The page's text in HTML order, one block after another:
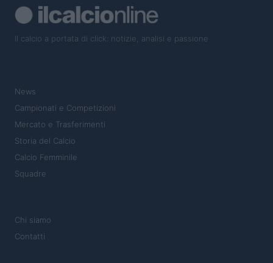
Il calcio a portata di click: notizie, analisi e passione
News
Campionati e Competizioni
Mercato e Trasferimenti
Storia del Calcio
Calcio Femminile
Squadre
Chi siamo
Contatti